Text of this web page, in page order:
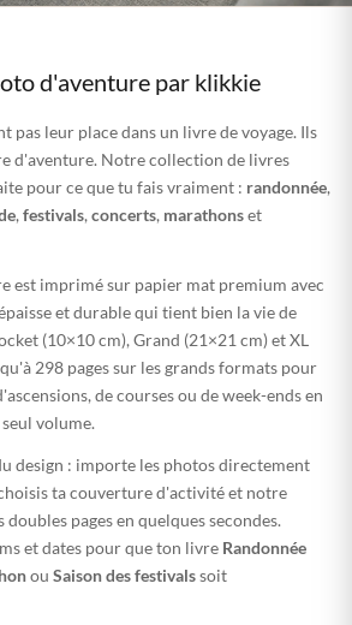
d'aventure par klikkie
pas leur place dans un livre de voyage. Ils
d'aventure. Notre collection de livres
pour ce que tu fais vraiment : randonnée,
, festivals, concerts, marathonset
est imprimé sur papier mat premium avec
et durable qui tient bien la vie de
(10×10 cm), Grand (21×21 cm) et XL
298 pages sur les grands formats pour
de courses ou de week-ends en
volume.
design : importe les photos directement
ta couverture d'activité et notre
pages en quelques secondes.
et dates pour que ton livre Randonnée
ou Saison des festivalssoit